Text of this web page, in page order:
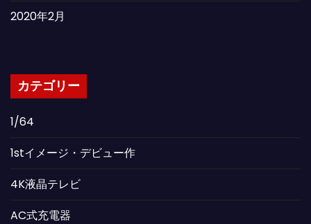
2020年2月
カテゴリー
1/64
1stイメージ・デビュー作
4K液晶テレビ
AC式充電器